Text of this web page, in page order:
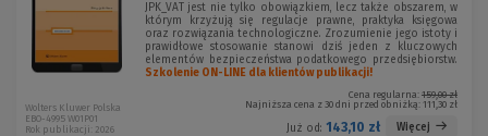
JPK_VAT jest nie tylko obowiązkiem, lecz także obszarem, w
którym krzyżują się regulacje prawne, praktyka księgowa
oraz rozwiązania technologiczne. Zrozumienie jego istoty i
prawidłowe stosowanie stanowi dziś jeden z kluczowych
elementów bezpieczeństwa podatkowego przedsiębiorstw.
Szkolenie ON-LINE dla klientów publikacji!
Cena regularna: 159,00 zł
Najniższa cena z 30 dni przed obniżką: 111,30 zł
Już od: 143,10 zł Więcej
Wolters Kluwer Polska
EBO-4995 W01P01
Rok publikacji: 2026